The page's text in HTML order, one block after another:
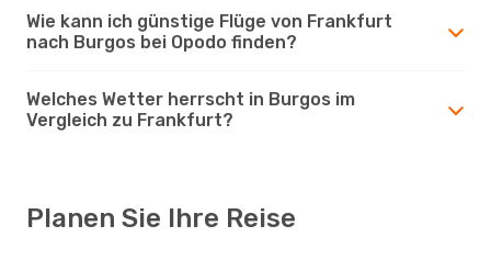
Wie kann ich günstige Flüge von Frankfurt
nach Burgos bei Opodo finden?
Welches Wetter herrscht in Burgos im
Vergleich zu Frankfurt?
Planen Sie Ihre Reise